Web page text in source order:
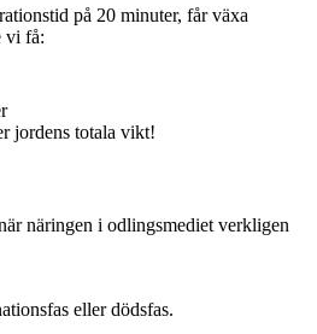
på 20 minuter, får växa
vi få:
jordens totala vikt!
näringen i odlingsmediet verkligen
eller dödsfas.